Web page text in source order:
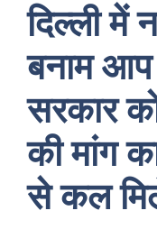
दिल्ली में
बनाम
सरकार
की मांग
से कल